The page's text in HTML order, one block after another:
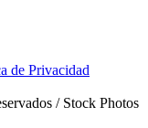
de Privacidad
/ Stock Photos